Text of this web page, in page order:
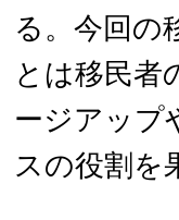
る。今回の
とは移民者
ージアップ
スの役割を